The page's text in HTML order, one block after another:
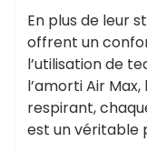
En plus de leur
offrent un
l’utilisation de
l’amorti Air
respirant,
est un véritable